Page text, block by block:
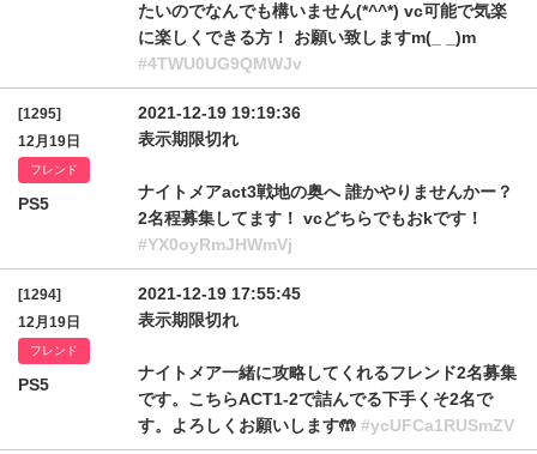
たいのでなんでも構いません(*^^*) vc可能で気楽
に楽しくできる方！ お願い致しますm(_ _)m
#4TWU0UG9QMWJv
[1295]
12月19日
フレンド
PS5
2021-12-19 19:19:36
表示期限切れ
ナイトメアact3戦地の奥へ 誰かやりませんかー？
2名程募集してます！ vcどちらでもおkです！
#YX0oyRmJHWmVj
[1294]
12月19日
フレンド
PS5
2021-12-19 17:55:45
表示期限切れ
ナイトメア一緒に攻略してくれるフレンド2名募集
です。こちらACT1-2で詰んでる下手くそ2名で
す。よろしくお願いします🤲 #ycUFCa1RUSmZV